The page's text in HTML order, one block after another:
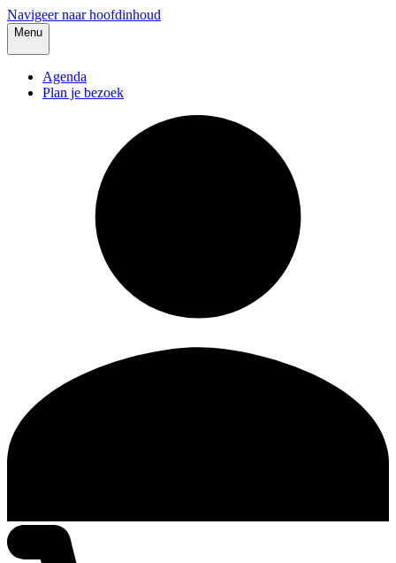
Navigeer naar hoofdinhoud
Menu
Agenda
Plan je bezoek